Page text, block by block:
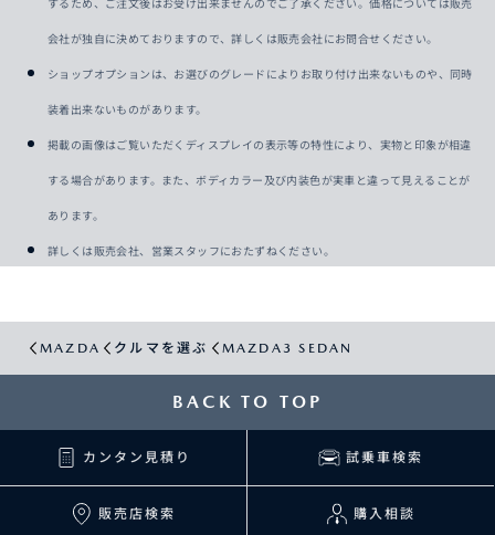
するため、ご注文後はお受け出来ませんのでご了承ください。価格については販売
会社が独自に決めておりますので、詳しくは販売会社にお問合せください。
ショップオプションは、お選びのグレードによりお取り付け出来ないものや、同時
装着出来ないものがあります。
掲載の画像はご覧いただくディスプレイの表示等の特性により、実物と印象が相違
する場合があります。また、ボディカラー及び内装色が実車と違って見えることが
あります。
詳しくは販売会社、営業スタッフにおたずねください。
MAZDA クルマを選ぶ MAZDA3 SEDAN
BACK TO TOP
カンタン見積り 試乗車検索
販売店検索 購入相談